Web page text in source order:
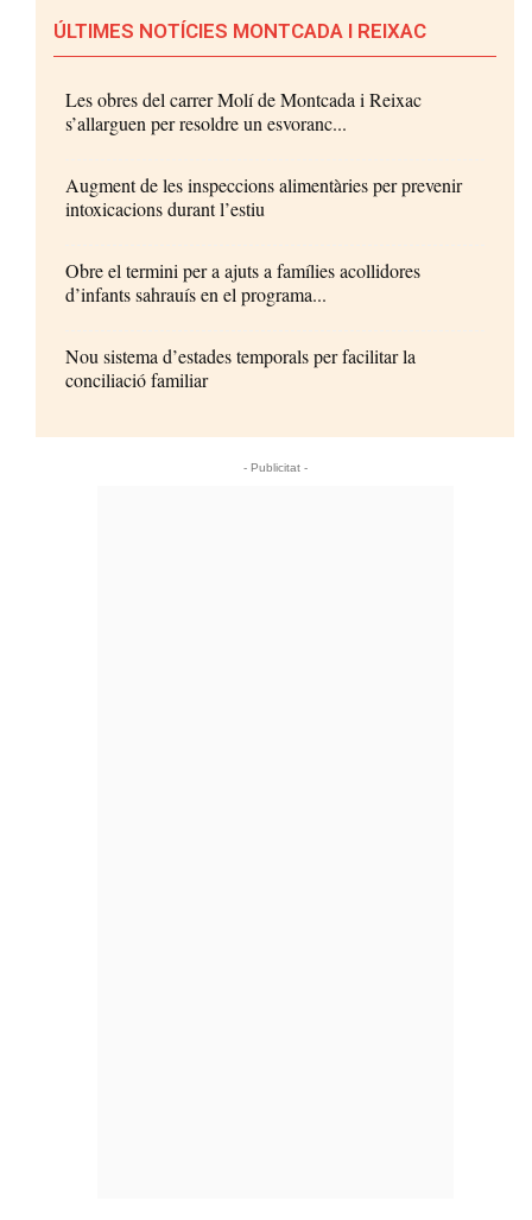
ÚLTIMES NOTÍCIES MONTCADA I REIXAC
Les obres del carrer Molí de Montcada i Reixac
s’allarguen per resoldre un esvoranc...
Augment de les inspeccions alimentàries per prevenir
intoxicacions durant l’estiu
Obre el termini per a ajuts a famílies acollidores
d’infants sahrauís en el programa...
Nou sistema d’estades temporals per facilitar la
conciliació familiar
- Publicitat -